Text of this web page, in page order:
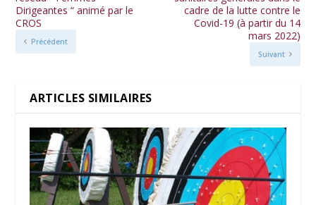
Dirigeantes “ animé par le
CROS
Précédent
cadre de la lutte contre le
Covid-19 (à partir du 14
mars 2022)
Suivant
ARTICLES SIMILAIRES